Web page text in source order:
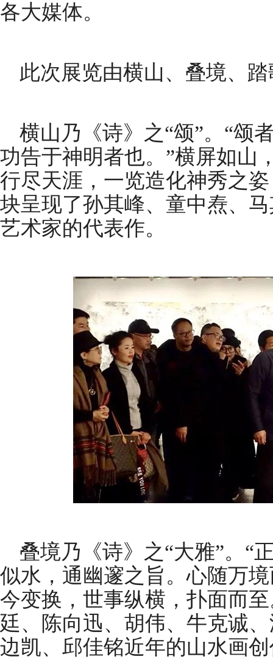
各大媒体。
此次展览由横山、叠境、
横山乃《诗》之“颂”。“颂
功告于神明者也。”横屏如山
行尽天涯，一览造化神秀之
块呈现了孙其峰、童中焘、
艺术家的代表作。
叠境乃《诗》之“大雅”。“
似水，通幽邃之旨。心随万
今变换，世事纵横，扑面而
廷、陈向迅、胡伟、牛克诚
边凯、邱佳铭近年的山水画